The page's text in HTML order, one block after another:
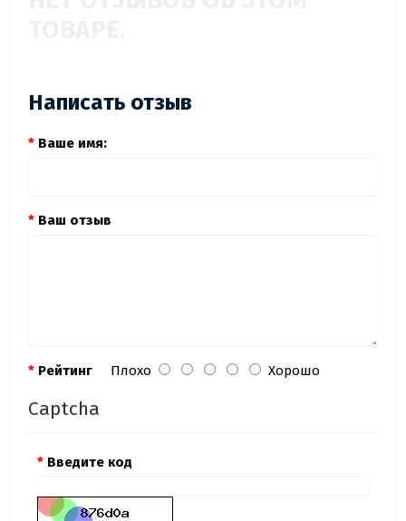
Написать отзыв
Ваше имя:
Ваш отзыв
Рейтинг Плохо Хорошо
Captcha
Введите код